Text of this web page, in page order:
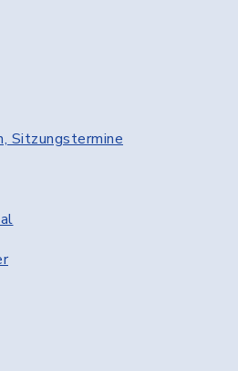
Sitzungstermine